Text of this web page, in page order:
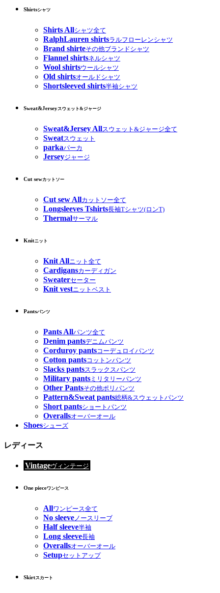
Shirtsシャツ
Shirts Allシャツ全て
RalphLauren shirtsラルフローレンシャツ
Brand shirteその他ブランドシャツ
Flannel shirtsネルシャツ
Wool shirtsウールシャツ
Old shirtsオールドシャツ
Shortsleeved shirts半袖シャツ
Sweat&Jerseyスウェット&ジャージ
Sweat&Jersey Allスウェット&ジャージ全て
Sweatスウェット
parkaパーカ
Jerseyジャージ
Cut sewカットソー
Cut sew Allカットソー全て
Longsleeves Tshirts長袖Tシャツ(ロンT)
Thermalサーマル
Knitニット
Knit Allニット全て
Cardigansカーディガン
Sweaterセーター
Knit vestニットベスト
Pantsパンツ
Pants Allパンツ全て
Denim pantsデニムパンツ
Corduroy pantsコーデュロイパンツ
Cotton pantsコットンパンツ
Slacks pantsスラックスパンツ
Military pants ミリタリーパンツ
Other Pantsその他ポリパンツ
Pattern&Sweat pants総柄&スウェットパンツ
Short pantsショートパンツ
Overallsオーバーオール
Shoesシューズ
レディース
Vintageヴィンテージ
One pieceワンピース
Allワンピース全て
No sleeveノースリーブ
Half sleeve半袖
Long sleeve長袖
Overallsオーバーオール
Setupセットアップ
Skirtスカート